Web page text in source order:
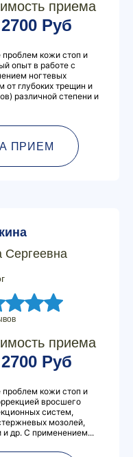
приема
2700 Руб
проблем кожи стоп и
опыт в работе с
ногтевых
от глубоких трещин и
различной степени и
ПРИЕМ
Сергеевна
приема
2700 Руб
проблем кожи стоп и
вросшего
систем,
мозолей,
и др. С применением...